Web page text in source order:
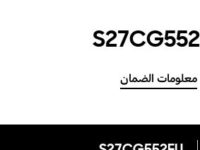
معلومات الضمان